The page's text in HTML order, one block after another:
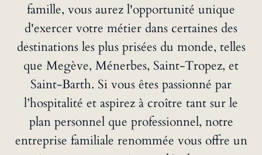
famille, vous aurez l'opportunité unique
d'exercer votre métier dans certaines des
destinations les plus prisées du monde, telles
que Megève, Ménerbes, Saint-Tropez, et
Saint-Barth. Si vous êtes passionné par
l’hospitalité et aspirez à croître tant sur le
plan personnel que professionnel, notre
entreprise familiale renommée vous offre un